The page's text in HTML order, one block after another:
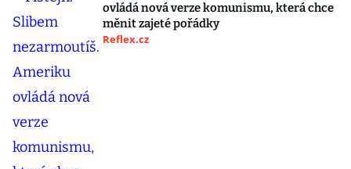
ovládá nová verze komunismu, která chce
měnit zajeté pořádky
Reflex.cz